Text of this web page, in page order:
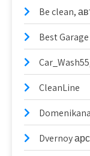
Be clean,
Best Garage
CleanLine
Dvernoy